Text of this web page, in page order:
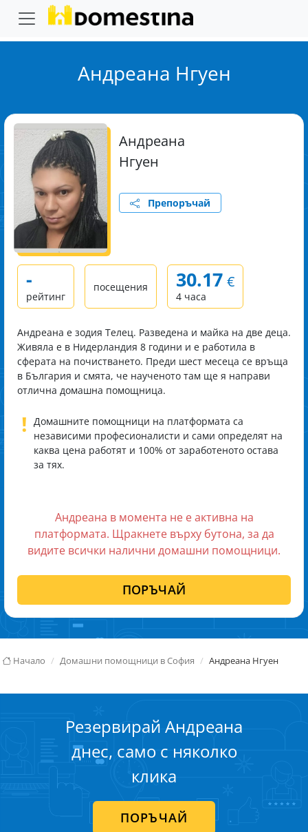
Андреана Нгуен
Андреана
Нгуен
Препоръчай
-
рейтинг
посещения 30.17 €
4 часа
Андреана е зодия Телец. Разведена и майка на две деца.
Живяла е в Нидерландия 8 години и е работила в
сферата на почистването. Преди шест месеца се връща
в България и смята, че наученото там ще я направи
отлична домашна помощница.
! Домашните помощници на платформата са
независими професионалисти и сами определят на
каква цена работят и 100% от заработеното остава
за тях.
Андреана в момента не е активна на
платформата. Щракнете върху бутона, за да
видите всички налични домашни помощници.
ПОРЪЧАЙ
Начало Домашни помощници в София Андреана Нгуен
Резервирай Андреана
днес, само с няколко
клика
ПОРЪЧАЙ